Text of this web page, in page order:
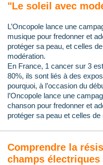
"Le soleil avec
L’Oncopole lance une
musique pour fredonner et
protéger sa peau, et celles
modération.
En France, 1 cancer sur 3
80%, ils sont liés à des
pourquoi, à l’occasion du
l’Oncopole lance une
chanson pour fredonner et
protéger sa peau et celles
Comprendre la
champs